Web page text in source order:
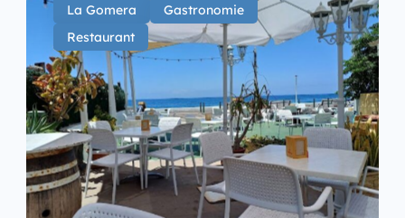
La Gomera
Gastronomie
Restaurant